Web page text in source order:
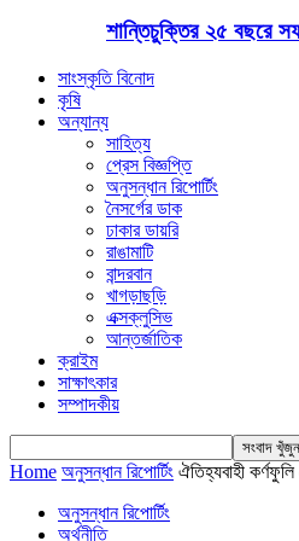
শান্তিচুক্তির ২৫ বছরে
সাংস্কৃতি বিনোদ
কৃষি
অন্যান্য
সাহিত্য
প্রেস বিজ্ঞপ্তি
অনুসন্ধান রিপোর্টিং
নৈসর্গের ডাক
ঢাকার ডায়রি
রাঙামাটি
বান্দরবান
খাগড়াছড়ি
এক্সক্লুসিভ
আন্তর্জাতিক
ক্রাইম
সাক্ষাৎকার
সম্পাদকীয়
Home অনুসন্ধান রিপোর্টিং ঐতিহ্যবাহী কর্ণফুলি
অনুসন্ধান রিপোর্টিং
অর্থনীতি